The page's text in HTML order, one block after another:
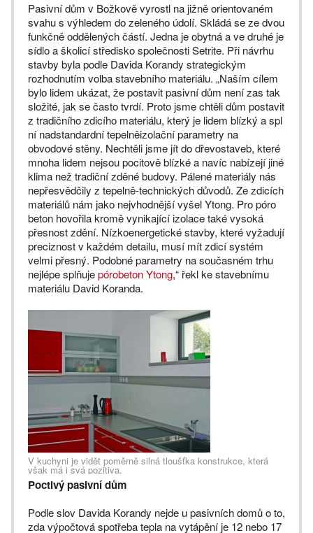
Pasivní dům v Božkově vyrostl na jižně orientovaném
svahu s výhledem do zeleného údolí. Skládá se ze dvou
funkčně oddělených částí. Jedna je obytná a ve druhé je
sídlo a školicí středisko společnosti Setrite. Při návrhu
stavby byla podle Davida Korandy strategickým
rozhodnutím volba stavebního materiálu. „Naším cílem
bylo lidem ukázat, že postavit pasivní dům není zas tak
složité, jak se často tvrdí. Proto jsme chtěli dům postavit
z tradičního zdicího materiálu, který je lidem blízký a spl
ní nadstandardní tepelněizolační parametry na
obvodové stěny. Nechtěli jsme jít do dřevostaveb, které
mnoha lidem nejsou pocitově blízké a navíc nabízejí jiné
klima než tradiční zděné budovy. Pálené materiály nás
nepřesvědčily z tepelně-technických důvodů. Ze zdicích
materiálů nám jako nejvhodnější vyšel Ytong. Pro póro
beton hovořila kromě vynikající izolace také vysoká
přesnost zdění. Nízkoenergetické stavby, které vyžadují
preciznost v každém detailu, musí mít zdicí systém
velmi přesný. Podobné parametry na současném trhu
nejlépe splňujepórobeton Ytong,“ řekl ke stavebnímu
materiálu David Koranda.
V kuchyni je vidět poměrně silná tloušťka konstrukce, která
však má i svá pozitiva.
Poctivý pasivní dům
Podle slov Davida Korandy nejde u pasivních domů o to,
zda výpočtová spotřeba tepla na vytápění je 12 nebo 17